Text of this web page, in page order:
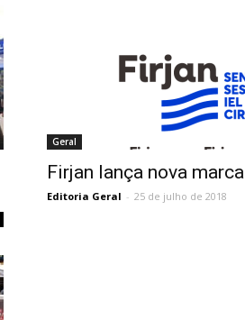
Geral
Firjan lança nova marca
Editoria Geral - 25 de julho de 2018